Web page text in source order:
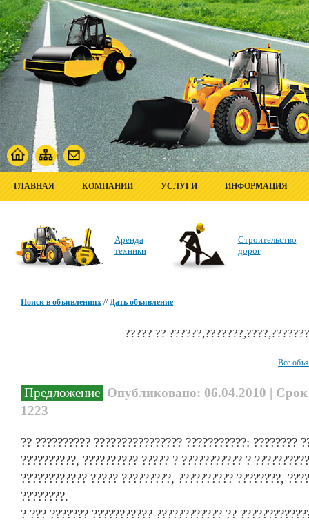
ГЛАВНАЯ КОМПАНИИ УСЛУГИ ИНФОРМАЦИЯ
Аренда
техники
Строительство
дорог
Поиск в объявлениях //Дать объявление
????? ??
Все
Предложение Опубликовано: 06.04.2010 |
1223
?? ?????????? ???????????????? ???????????: ????????
??????????, ?????????? ????? ? ??????????? ?
???????????? ????? ?????????, ?????????? ????????,
????????.
? ??? ??????? ??????????? ???????????? ??